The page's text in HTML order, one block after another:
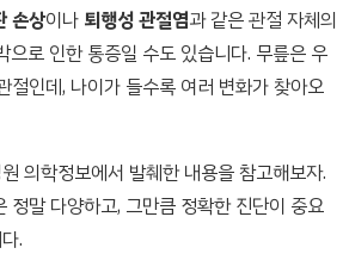
손상이나 퇴행성 관절염과 같은 관절 자체의
으로 인한 통증일 수도 있습니다. 무릎은 우
절인데, 나이가 들수록 여러 변화가 찾아오
의학정보에서 발췌한 내용을 참고해보자.
정말 다양하고, 그만큼 정확한 진단이 중요
.